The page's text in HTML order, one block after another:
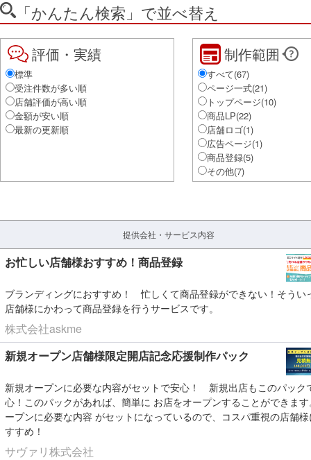
「かんたん検索」で並べ替え
評価・実績
標準
受注件数が多い順
店舗評価が高い順
金額が安い順
最新の更新順
制作範囲
すべて(67)
ページ一式(21)
トップページ(10)
商品LP(22)
店舗ロゴ(1)
広告ページ(1)
商品登録(5)
その他(7)
提供会社・サービス内容
お忙しい店舗様おすすめ！商品登録
ブランディングにおすすめ！
忙しくて商品登録ができない！そうい
店舗様にかわって商品登録を行うサービスです。
株式会社askme
新規オープン店舗様限定開店記念応援制作パック
新規オープンに必要な内容がセットで安心！
新規出店もこのパック
心！このパックがあれば、簡単に お店をオープンすることができま
ープンに必要な内容 がセットになっているので、コスパ重視の店舗
すすめ！
サヴァリ株式会社